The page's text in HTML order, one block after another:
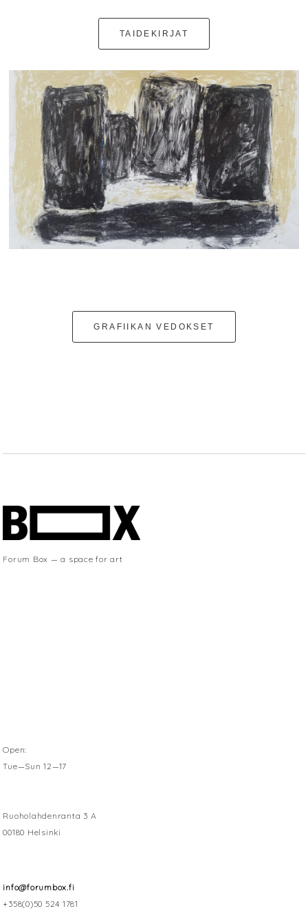
TAIDEKIRJAT
GRAFIIKAN VEDOKSET
Forum Box — a space for art
Open:
Tue—Sun 12—17
Ruoholahdenranta 3 A
00180 Helsinki
info@forumbox.fi
+358(0)50 524 1781